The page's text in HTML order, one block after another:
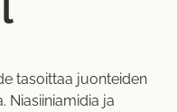
tasoittaa juonteiden
Niasiiniamidia ja